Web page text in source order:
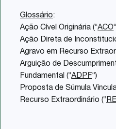
Glossário:
Ação Cível Originária (“ACO
Ação Direta de
Agravo em Recurso
Arguição de
Fundamental (“ADPF“)
Proposta de Súmula
Recurso Extraordinário (“RE